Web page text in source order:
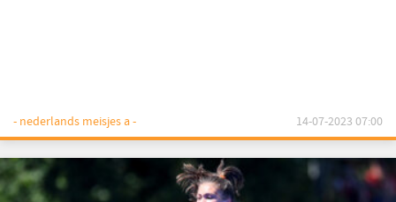
- nederlands meisjes a - 14-07-2023 07:00